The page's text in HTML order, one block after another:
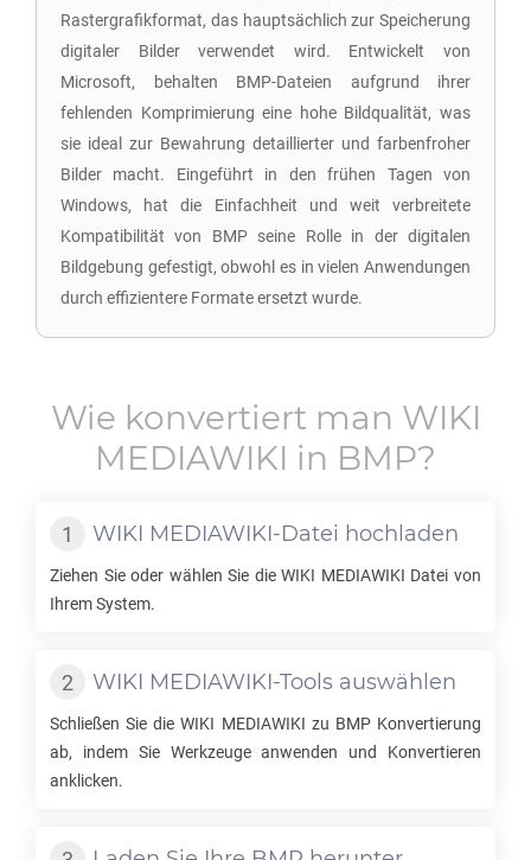
Rastergrafikformat, das hauptsächlich zur Speicherung
digitaler Bilder verwendet wird. Entwickelt von
Microsoft, behalten BMP-Dateien aufgrund ihrer
fehlenden Komprimierung eine hohe Bildqualität, was
sie ideal zur Bewahrung detaillierter und farbenfroher
Bilder macht. Eingeführt in den frühen Tagen von
Windows, hat die Einfachheit und weit verbreitete
Kompatibilität von BMP seine Rolle in der digitalen
Bildgebung gefestigt, obwohl es in vielen Anwendungen
durch effizientere Formate ersetzt wurde.
Wie konvertiert man WIKI
MEDIAWIKI in BMP?
WIKI MEDIAWIKI-Datei hochladen
Ziehen Sie oder wählen Sie dieWIKI MEDIAWIKI Datei von
Ihrem System.
WIKI MEDIAWIKI-Tools auswählen
Schließen Sie dieWIKI MEDIAWIKI zu BMPKonvertierung
ab, indem Sie Werkzeuge anwenden und Konvertieren
anklicken.